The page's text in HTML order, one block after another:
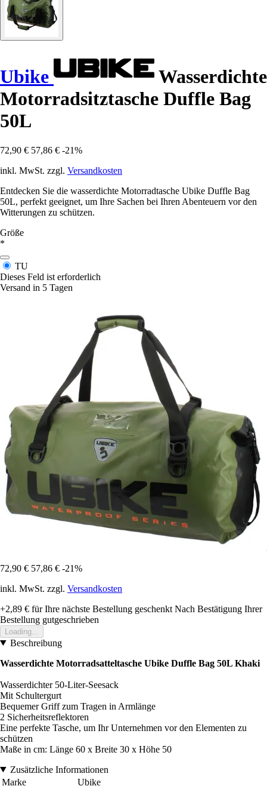
Ubike
Wasserdichte
Motorradsitztasche Duffle Bag
50L
72,90 € 57,86 € -21%
inkl. MwSt. zzgl. Versandkosten
Entdecken Sie die wasserdichte Motorradtasche Ubike Duffle Bag
50L, perfekt geeignet, um Ihre Sachen bei Ihren Abenteuern vor den
Witterungen zu schützen.
Größe
*
TU
Dieses Feld ist erforderlich
Versand in 5 Tagen
72,90 € 57,86 € -21%
inkl. MwSt. zzgl. Versandkosten
+2,89 € für Ihre nächste Bestellung geschenkt Nach Bestätigung Ihrer
Bestellung gutgeschrieben
Loading...
Beschreibung
Wasserdichte Motorradsatteltasche Ubike Duffle Bag 50L Khaki
Wasserdichter 50-Liter-Seesack
Mit Schultergurt
Bequemer Griff zum Tragen in Armlänge
2 Sicherheitsreflektoren
Eine perfekte Tasche, um Ihr Unternehmen vor den Elementen zu
schützen
Maße in cm: Länge 60 x Breite 30 x Höhe 50
Zusätzliche Informationen
Marke
Ubike